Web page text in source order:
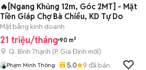
🔥[Ngang Khủng 12m, Góc 2MT] - Mặt
Tiền Giáp Chợ Bà Chiểu, KD Tự Do
Mặt bằng kinh doanh
21 triệu/tháng 90 m²
Q. Bình Thạnh (P. Gia Định mới)
Phạm Minh Thông 5.0 9 đã bán